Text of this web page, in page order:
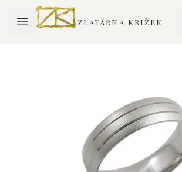
ZLATARNA KRIŽEK